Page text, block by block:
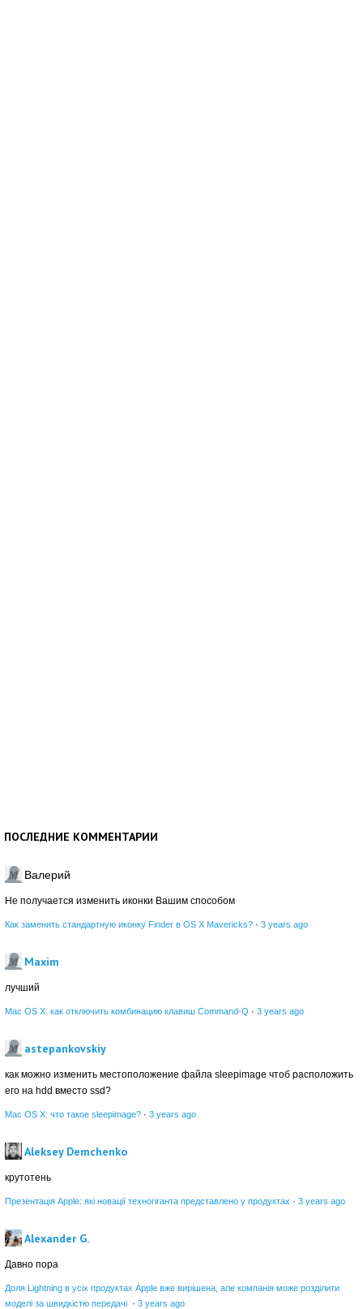
ПОСЛЕДНИЕ КОММЕНТАРИИ
Валерий
Не получается изменить иконки Вашим способом
Как заменить стандартную иконку Finder в OS X Mavericks? · 3 years ago
Maxim
лучший
Mac OS X: как отключить комбинацию клавиш Command-Q · 3 years ago
astepankovskiy
как можно изменить местоположение файла sleepimage чтоб расположить
его на hdd вместо ssd?
Mac OS X: что такое sleepimage? · 3 years ago
Aleksey Demchenko
крутотень
Презентація Apple: які новації техногіганта представлено у продуктах · 3 years ago
Alexander G.
Давно пора
Доля Lightning в усіх продуктах Apple вже вирішена, але компанія може розділити
моделі за швидкістю передачі · 3 years ago